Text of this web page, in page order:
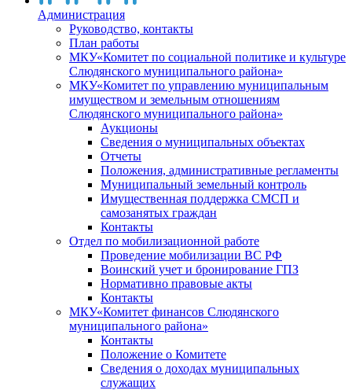
Администрация
Руководство, контакты
План работы
МКУ«Комитет по социальной политике и культуре
Слюдянского муниципального района»
МКУ«Комитет по управлению муниципальным
имуществом и земельным отношениям
Слюдянского муниципального района»
Аукционы
Сведения о муниципальных объектах
Отчеты
Положения, административные регламенты
Муниципальный земельный контроль
Имущественная поддержка СМСП и
самозанятых граждан
Контакты
Отдел по мобилизационной работе
Проведение мобилизации ВС РФ
Воинский учет и бронирование ГПЗ
Нормативно правовые акты
Контакты
МКУ«Комитет финансов Слюдянского
муниципального района»
Контакты
Положение о Комитете
Сведения о доходах муниципальных
служащих